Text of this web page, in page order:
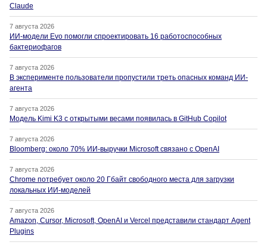
Claude
7 августа 2026
ИИ-модели Evo помогли спроектировать 16 работоспособных
бактериофагов
7 августа 2026
В эксперименте пользователи пропустили треть опасных команд ИИ-
агента
7 августа 2026
Модель Kimi K3 с открытыми весами появилась в GitHub Copilot
7 августа 2026
Bloomberg: около 70% ИИ-выручки Microsoft связано с OpenAI
7 августа 2026
Chrome потребует около 20 Гбайт свободного места для загрузки
локальных ИИ-моделей
7 августа 2026
Amazon, Cursor, Microsoft, OpenAI и Vercel представили стандарт Agent
Plugins